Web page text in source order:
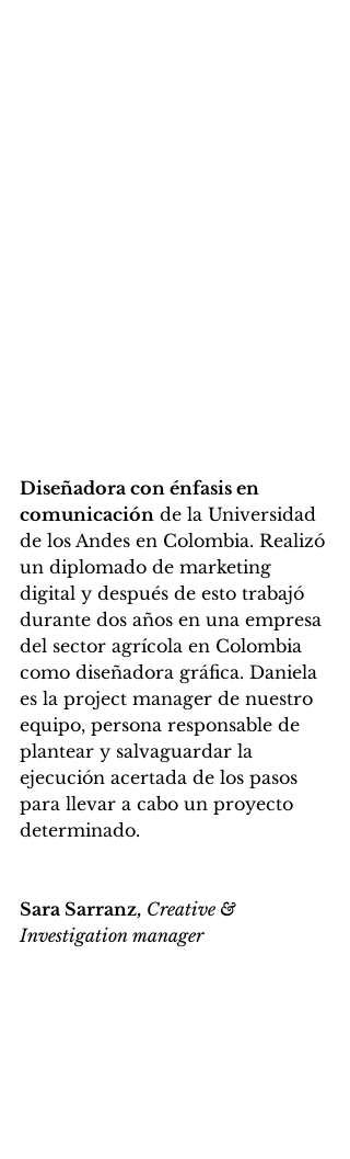
Diseñadora con énfasis en
comunicación de la Universidad
de los Andes en Colombia. Realizó
un diplomado de marketing
digital y después de esto trabajó
durante dos años en una empresa
del sector agrícola en Colombia
como diseñadora gráfica. Daniela
es la project manager de nuestro
equipo, persona responsable de
plantear y salvaguardar la
ejecución acertada de los pasos
para llevar a cabo un proyecto
determinado.
Sara Sarranz, Creative &
Investigation manager